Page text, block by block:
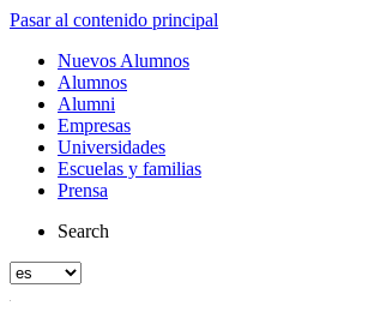
Pasar al contenido principal
Nuevos Alumnos
Alumnos
Alumni
Empresas
Universidades
Escuelas y familias
Prensa
Search